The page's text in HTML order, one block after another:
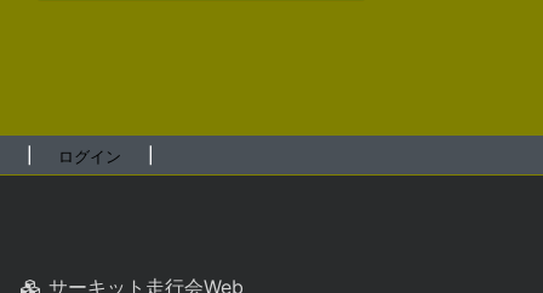
┃ ログイン ┃
サーキット走行会Web